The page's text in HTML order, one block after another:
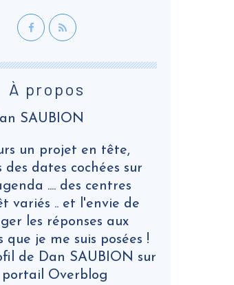
À propos
un projet en tête,
des dates cochées sur
.... des centres
variés .. et l'envie de
les réponses aux
que je me suis posées !
de Dan SAUBION sur
portail Overblog